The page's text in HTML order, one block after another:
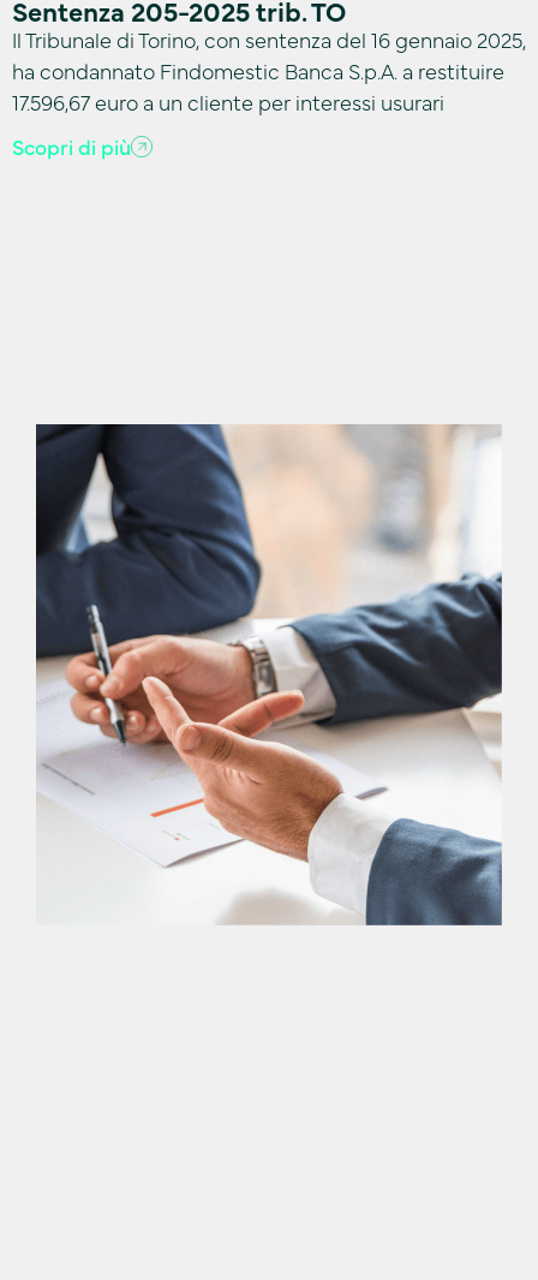
Sentenza 205-2025 trib. TO
Il Tribunale di Torino, con sentenza del 16 gennaio 2025,
ha condannato Findomestic Banca S.p.A. a restituire
17.596,67 euro a un cliente per interessi usurari
Scopri di più